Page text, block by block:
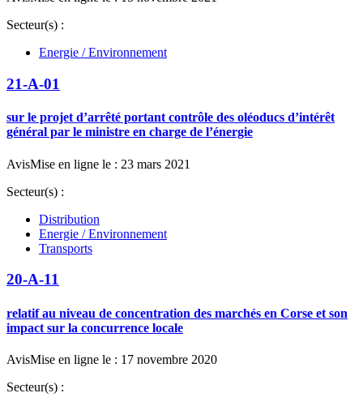
Secteur(s) :
Energie / Environnement
21-A-01
sur le projet d’arrêté portant contrôle des oléoducs d’intérêt
général par le ministre en charge de l’énergie
AvisMise en ligne le : 23 mars 2021
Secteur(s) :
Distribution
Energie / Environnement
Transports
20-A-11
relatif au niveau de concentration des marchés en Corse et son
impact sur la concurrence locale
AvisMise en ligne le : 17 novembre 2020
Secteur(s) :